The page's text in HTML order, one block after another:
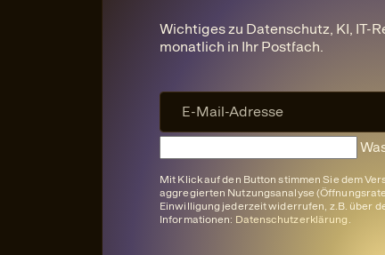
Wichtiges zu Datenschutz, KI, IT-
monatlich in Ihr Postfach.
Mit Klick auf den Button stimmen Sie dem
aggregierten Nutzungsanalyse
Einwilligung jederzeit widerrufen, z.B. über
Informationen: Datenschutzerklärung .